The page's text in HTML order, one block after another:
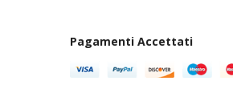
Pagamenti Accettati